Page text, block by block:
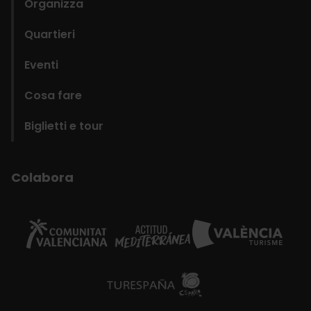
Organizza
Quartieri
Eventi
Cosa fare
Biglietti e tour
Colabora